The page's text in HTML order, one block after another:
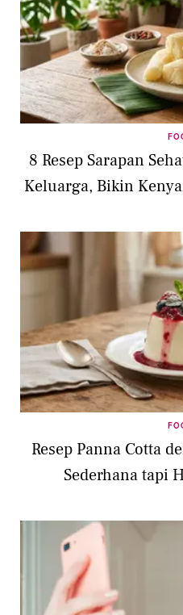
8 Resep Sarapan
Keluarga, Bikin
Resep Panna Cotta
Sederhana tapi